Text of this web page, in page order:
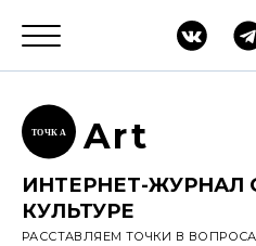
ТОЧК А Art
ИНТЕРНЕТ-ЖУРНАЛ
КУЛЬТУРЕ
РАССТАВЛЯЕМ ТОЧКИ В